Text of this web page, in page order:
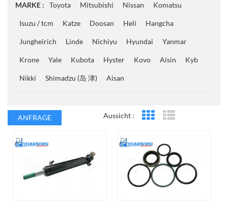
MARKE : Toyota Mitsubishi Nissan Komatsu
Isuzu / tcm Katze Doosan Heli Hangcha
Jungheirich Linde Nichiyu Hyundai Yanmar
Krone Yale Kubota Hyster Kovo Aisin Kyb
Nikki Shimadzu (岛 津) Aisan
ANFRAGE Aussicht : Rasteransicht